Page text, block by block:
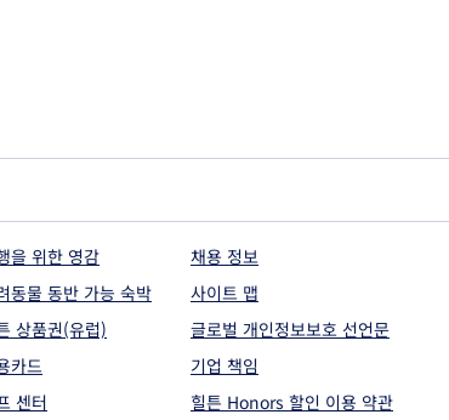
을 위한 영감
동물 동반 가능 숙박
상품권(유럽)
카드
센터
채용 정보
사이트 맵
글로벌 개인정보보호 선언문
기업 책임
힐튼 Honors 할인 이용 약관